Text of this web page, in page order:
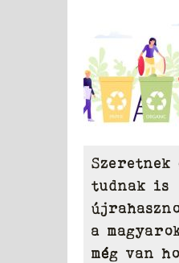
Szeretnek
tudnak is
a
még van